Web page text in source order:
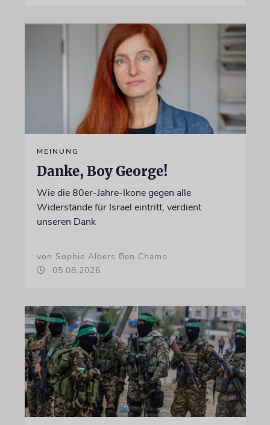
MEINUNG
Danke, Boy George!
Wie die 80er-Jahre-Ikone gegen alle
Widerstände für Israel eintritt, verdient
unseren Dank
von Sophie Albers Ben Chamo
05.08.2026